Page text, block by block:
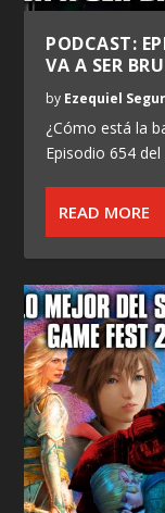
PODCAST:
VA A SER
by Ezequiel
¿Cómo está la
Episodio 654
READ MORE